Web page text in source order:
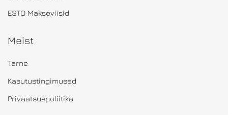
ESTO Makseviisid
Meist
Tarne
Kasutustingimused
Privaatsuspoliitika